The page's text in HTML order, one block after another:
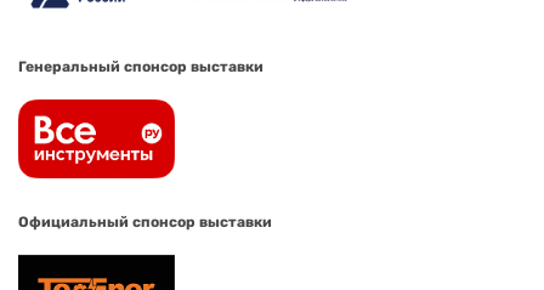
Генеральный спонсор выставки
Официальный спонсор выставки